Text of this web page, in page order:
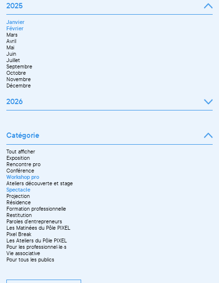
Janvier
Février
Mars
Avril
Mai
Juin
Juillet
Septembre
Novembre
Décembre
2025
Janvier
Février
Mars
Avril
Mai
Juin
Juillet
Septembre
Octobre
Novembre
Décembre
2026
Avril
Mai
Juin
Septembre
Octobre
Novembre
Catégorie
Tout afficher
Exposition
Rencontre pro
Conférence
Workshop pro
Ateliers découverte et stage
Spectacle
Projection
Résidence
Formation professionnelle
Restitution
Paroles d'entrepreneurs
Les Matinées du Pôle PIXEL
Pixel Break
Les Ateliers du Pôle PIXEL
Pour les professionnel·le·s
Vie associative
Pour tous les publics